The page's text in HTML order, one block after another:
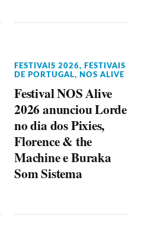
FESTIVAIS 2026,
FESTIVAIS
DE PORTUGAL, NOS ALIVE
Festival NOS Alive
2026 anunciou Lorde
no dia dos Pixies,
Florence & the
Machine e Buraka
Som Sistema